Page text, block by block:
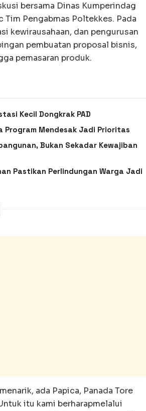
bersama Dinas Kumperindag
Tim Pengabmas Poltekkes. Pada
kewirausahaan, dan pengurusan
pembuatan proposal bisnis,
pemasaran produk.
Kecil Dongkrak PAD
Program Mendesak Jadi Prioritas
Bukan Sekadar Kewajiban
Pastikan Perlindungan Warga Jadi
ada Papica, Panada Tore
itu kami berharapmelalui